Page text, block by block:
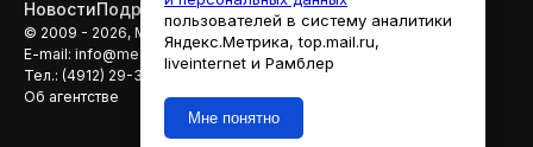
НовостиПодробностиАфишаКино
© 2009 - 2026, МЕДИАРЯЗАНЬ
E-mail: info@mediaryazan.ru,reklama@mediaryazan.ru
Тел.: (4912) 29-33-66
Об агентстве
пользователей в систему аналитики
Яндекс.Метрика, top.mail.ru,
liveinternet и Рамблер
Мне понятно